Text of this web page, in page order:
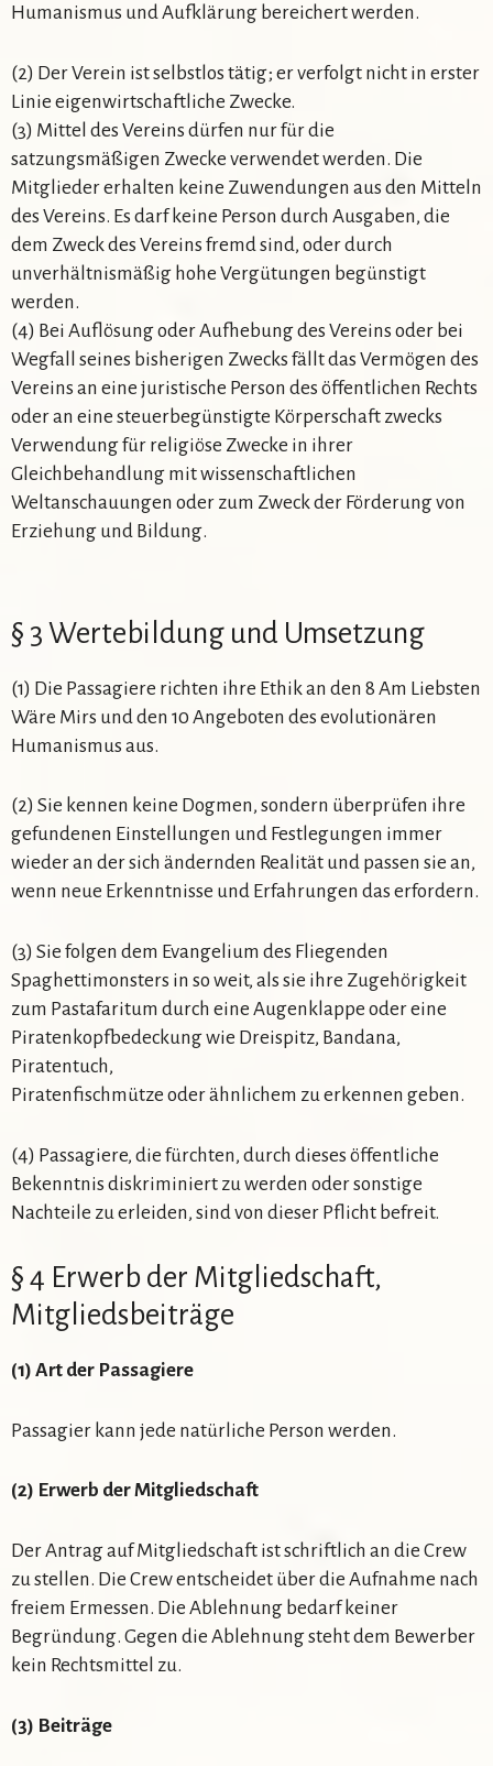
Humanismus und Aufklärung bereichert werden.
(2) Der Verein ist selbstlos tätig; er verfolgt nicht in erster
Linie eigenwirtschaftliche Zwecke.
(3) Mittel des Vereins dürfen nur für die
satzungsmäßigen Zwecke verwendet werden. Die
Mitglieder erhalten keine Zuwendungen aus den Mitteln
des Vereins. Es darf keine Person durch Ausgaben, die
dem Zweck des Vereins fremd sind, oder durch
unverhältnismäßig hohe Vergütungen begünstigt
werden.
(4) Bei Auflösung oder Aufhebung des Vereins oder bei
Wegfall seines bisherigen Zwecks fällt das Vermögen des
Vereins an eine juristische Person des öffentlichen Rechts
oder an eine steuerbegünstigte Körperschaft zwecks
Verwendung für religiöse Zwecke in ihrer
Gleichbehandlung mit wissenschaftlichen
Weltanschauungen oder zum Zweck der Förderung von
Erziehung und Bildung.
§ 3 Wertebildung und Umsetzung
(1) Die Passagiere richten ihre Ethik an den 8 Am Liebsten
Wäre Mirs und den 10 Angeboten des evolutionären
Humanismus aus.
(2) Sie kennen keine Dogmen, sondern überprüfen ihre
gefundenen Einstellungen und Festlegungen immer
wieder an der sich ändernden Realität und passen sie an,
wenn neue Erkenntnisse und Erfahrungen das erfordern.
(3) Sie folgen dem Evangelium des Fliegenden
Spaghettimonsters in so weit, als sie ihre Zugehörigkeit
zum Pastafaritum durch eine Augenklappe oder eine
Piratenkopfbedeckung wie Dreispitz, Bandana,
Piratentuch,
Piratenfischmütze oder ähnlichem zu erkennen geben.
(4) Passagiere, die fürchten, durch dieses öffentliche
Bekenntnis diskriminiert zu werden oder sonstige
Nachteile zu erleiden, sind von dieser Pflicht befreit.
§ 4 Erwerb der Mitgliedschaft,
Mitgliedsbeiträge
(1) Art der Passagiere
Passagier kann jede natürliche Person werden.
(2) Erwerb der Mitgliedschaft
Der Antrag auf Mitgliedschaft ist schriftlich an die Crew
zu stellen. Die Crew entscheidet über die Aufnahme nach
freiem Ermessen. Die Ablehnung bedarf keiner
Begründung. Gegen die Ablehnung steht dem Bewerber
kein Rechtsmittel zu.
(3) Beiträge